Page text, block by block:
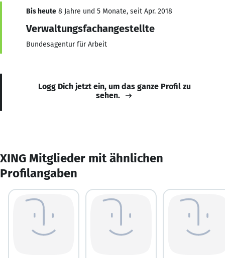
Bis heute 8 Jahre und 5 Monate, seit Apr. 2018
Verwaltungsfachangestellte
Bundesagentur für Arbeit
Logg Dich jetzt ein, um das ganze Profil zu
sehen.
XING Mitglieder mit ähnlichen
Profilangaben